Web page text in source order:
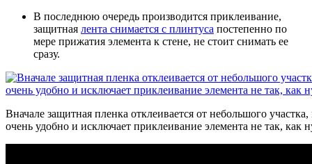
В последнюю очередь производится приклеивание,
защитная лента снимается с плинтуса постепенно по
мере прижатия элемента к стене, не стоит снимать ее
сразу.
Вначале защитная пленка отклеивается от небольшого
очень удобно и исключает приклеивание элемента не так, как